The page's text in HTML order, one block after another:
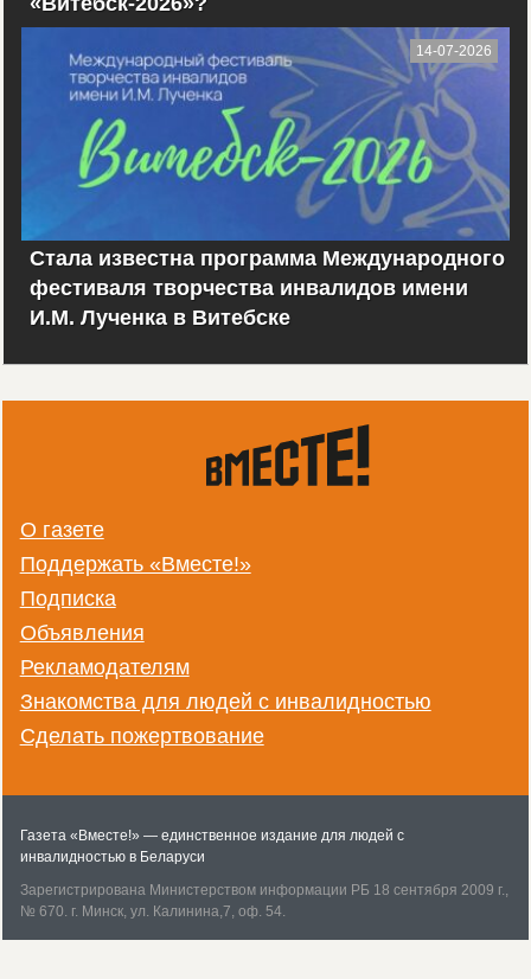
14-07-2026
Стала известна программа Международного
фестиваля творчества инвалидов имени
И.М. Лученка в Витебске
О газете
Поддержать «Вместе!»
Подписка
Объявления
Рекламодателям
Знакомства для людей с инвалидностью
Сделать пожертвование
Газета «Вместе!» — единственное издание для людей с
инвалидностью в Беларуси
Зарегистрирована Министерством информации РБ 18 сентября 2009 г.,
№ 670. г. Минск, ул. Ка­линина,7, оф. 54.